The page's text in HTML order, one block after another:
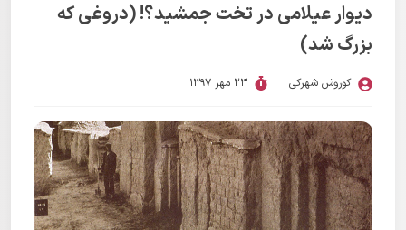
دیوار عیلامی در تخت جمشید؟! (دروغی که
بزرگ شد)
کوروش شهرکی 23 مهر 1397